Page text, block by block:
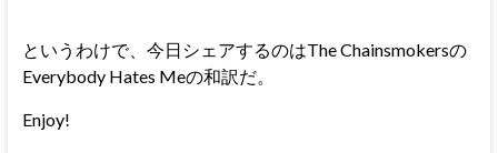
というわけで、今日シェアするのはThe Chainsmokersの
Everybody Hates Meの和訳だ。
Enjoy!